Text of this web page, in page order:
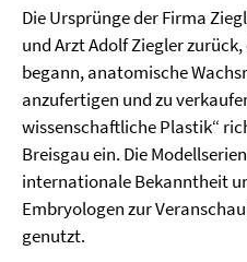
Die Ursprünge der Firma
und Arzt Adolf Ziegler
begann, anatomische
anzufertigen und zu
wissenschaftliche Plastik“
Breisgau ein. Die
internationale Bekanntheit
Embryologen zur
genutzt.